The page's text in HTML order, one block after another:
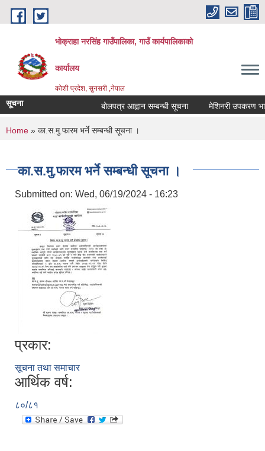
Skip to main content
भोक्राहा नरसिंह गाउँपालिका, गाउँ कार्यपालिकाको
कार्यालय
कोशी प्रदेश, सुनसरी ,नेपाल
सूचना बोलपत्र आह्वान सम्बन्धी सूचना मेशिनरी उपकरण
You are here
Home » का.स.मु.फारम भर्ने सम्बन्धी सूचना ।
का.स.मु.फारम भर्ने सम्बन्धी सूचना ।
Submitted on: Wed, 06/19/2024 - 16:23
प्रकार:
सूचना तथा समाचार
आर्थिक वर्ष:
८०/८१